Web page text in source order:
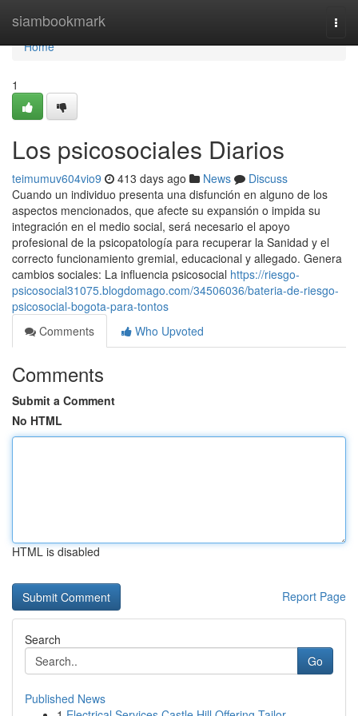
siambookmark
Home
Home
1
Los psicosociales Diarios
teimumuv604vio9 413 days ago News
Discuss
Cuando un individuo presenta una disfunción en alguno de los
aspectos mencionados, que afecte su expansión o impida su
integración en el medio social, será necesario el apoyo
profesional de la psicopatología para recuperar la Sanidad y el
correcto funcionamiento gremial, educacional y allegado. Genera
cambios sociales: La influencia psicosocial https://riesgo-
psicosocial31075.blogdomago.com/34506036/bateria-de-riesgo-
psicosocial-bogota-para-tontos
Comments
Who Upvoted
Comments
Submit a Comment
No HTML
HTML is disabled
Report Page
Search
Go
Published News